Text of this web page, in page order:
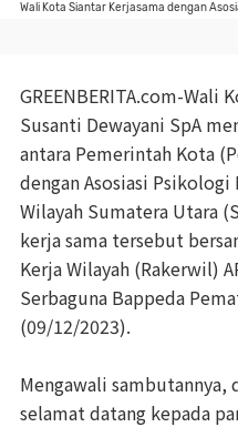
Wali Kota Siantar Kerjasama dengan
GREENBERITA.com-Wali
Susanti Dewayani SpA
antara Pemerintah Kota
dengan Asosiasi
Wilayah Sumatera Utara
kerja sama tersebut
Kerja Wilayah (Rakerwil)
Serbaguna Bappeda
(09/12/2023).
Mengawali sambutannya,
selamat datang kepada